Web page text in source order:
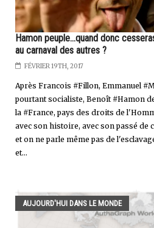
Hamon peuple...quand donc
au carnaval des autres ?
FÉVRIER 19TH, 2017
Après Francois #Fillon, Emmanuel
pourtant socialiste, Benoît #Hamon
la #France, pays des droits de
avec son histoire, avec son passé de
et on ne parle même pas de
et...
AUJOURD'HUI DANS LE MONDE